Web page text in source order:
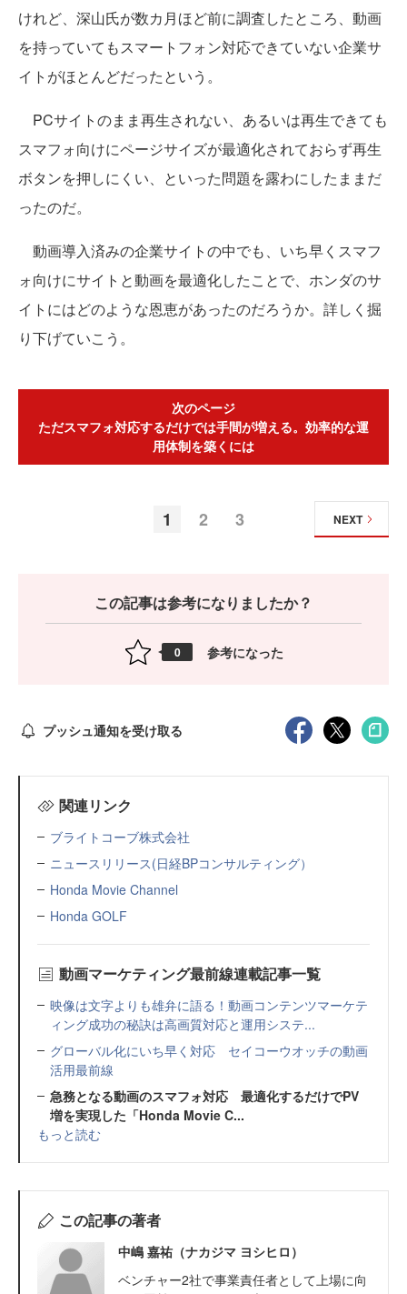
けれど、深山氏が数カ月ほど前に調査したところ、動画
を持っていてもスマートフォン対応できていない企業サ
イトがほとんどだったという。
PCサイトのまま再生されない、あるいは再生できても
スマフォ向けにページサイズが最適化されておらず再生
ボタンを押しにくい、といった問題を露わにしたままだ
ったのだ。
動画導入済みの企業サイトの中でも、いち早くスマフ
ォ向けにサイトと動画を最適化したことで、ホンダのサ
イトにはどのような恩恵があったのだろうか。詳しく掘
り下げていこう。
次のページ
ただスマフォ対応するだけでは手間が増える。効率的な運
用体制を築くには
1 2 3 NEXT
この記事は参考になりましたか？
0 参考になった
プッシュ通知を受け取る
関連リンク
ブライトコーブ株式会社
ニュースリリース(日経BPコンサルティング）
Honda Movie Channel
Honda GOLF
動画マーケティング最前線連載記事一覧
映像は文字よりも雄弁に語る！動画コンテンツマーケテ
ィング成功の秘訣は高画質対応と運用システ...
グローバル化にいち早く対応 セイコーウオッチの動画
活用最前線
急務となる動画のスマフォ対応 最適化するだけでPV
増を実現した「Honda Movie C...
もっと読む
この記事の著者
中嶋 嘉祐（ナカジマ ヨシヒロ）
ベンチャー2社で事業責任者として上場に向